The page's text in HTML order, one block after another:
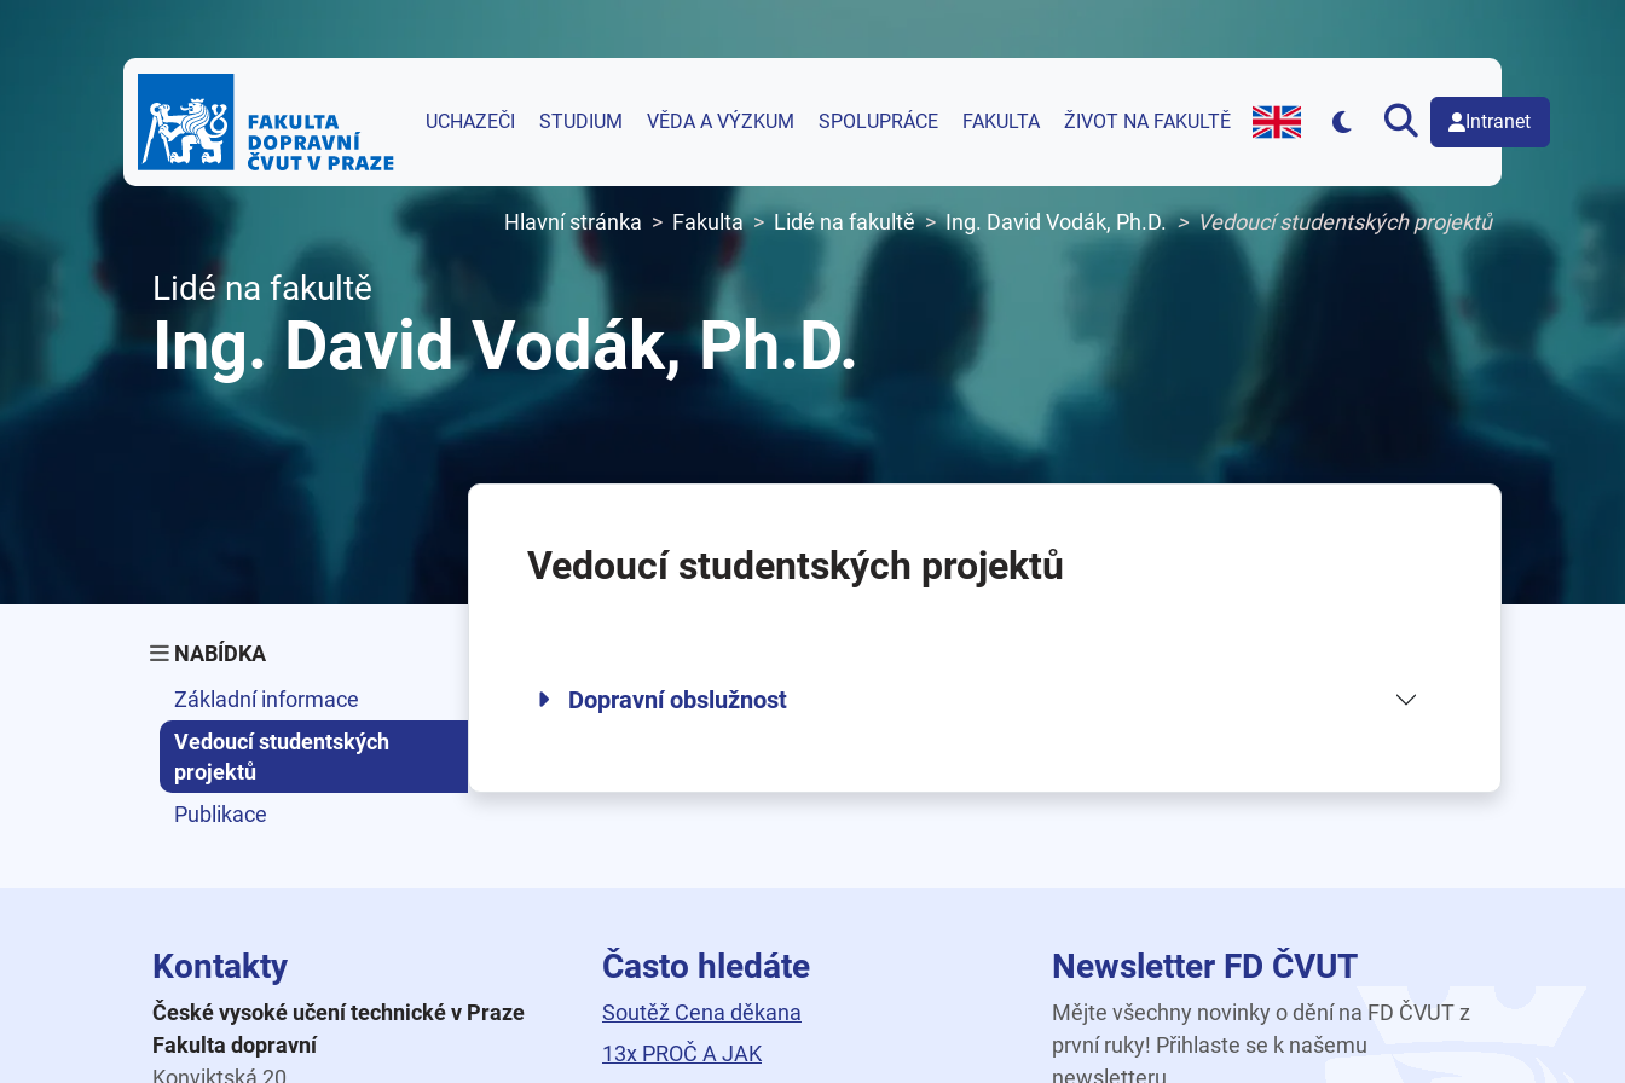
UCHAZEČI STUDIUM VĚDA A VÝZKUM SPOLUPRÁCE FAKULTA ŽIVOT NA FAKULTĚ
English version of web page
Intranet
Hlavní stránka Fakulta Lidé na fakultě Ing. David Vodák, Ph.D. Vedoucí studentských projektů
Lidé na fakultě
Ing. David Vodák, Ph.D.
NABÍDKA
Základní informace
Vedoucí studentských
projektů
Publikace
Vedoucí studentských projektů
Dopravní obslužnost
Kontakty
České vysoké učení technické v Praze
Fakulta dopravní
Konviktská 20
Často hledáte
Soutěž Cena děkana
13x PROČ A JAK
Newsletter FD ČVUT
Mějte všechny novinky o dění na FD ČVUT z
první ruky! Přihlaste se k našemu
newsletteru.